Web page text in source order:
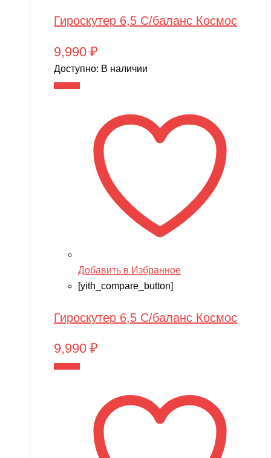
Гироскутер 6,5 С/баланс Космос
9,990 ₽
Доступно: В наличии
Добавить в Избранное
[yith_compare_button]
Гироскутер 6,5 С/баланс Космос
9,990 ₽